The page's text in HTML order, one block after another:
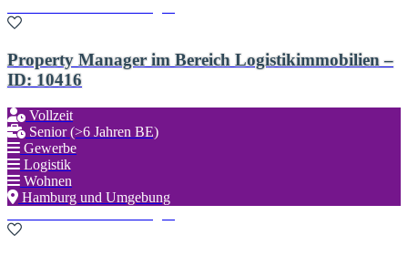
Property Manager im Bereich Logistikimmobilien –
ID: 10416
Vollzeit
Senior (>6 Jahren BE)
Gewerbe
Logistik
Wohnen
Hamburg und Umgebung